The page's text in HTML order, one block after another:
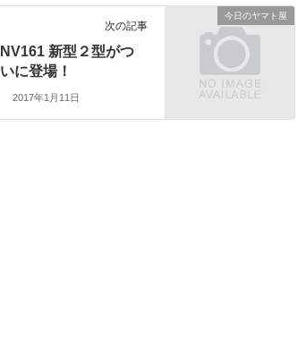
今日のヤマト屋
次の記事
NV161 新型２型がつ
いに登場！
2017年1月11日